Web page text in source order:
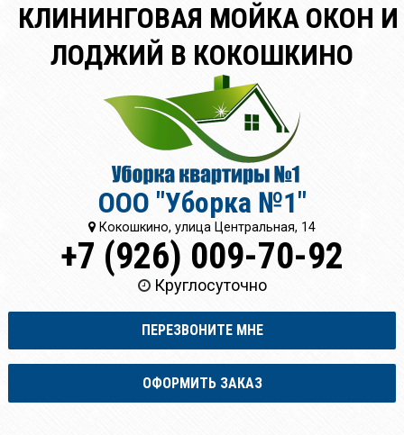
КЛИНИНГОВАЯ МОЙКА ОКОН И
ЛОДЖИЙ В КОКОШКИНО
ООО "Уборка №1"
Кокошкино, улица Центральная, 14
+7 (926) 009-70-92
Круглосуточно
ПЕРЕЗВОНИТЕ МНЕ
ОФОРМИТЬ ЗАКАЗ